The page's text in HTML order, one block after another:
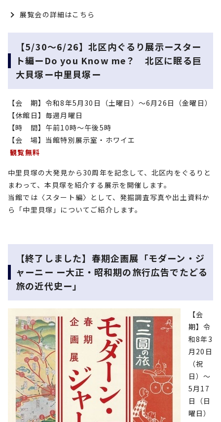
展覧会の詳細はこちら
【5/30～6/26】北区内ぐるり展示ースター
ト編ーDo you Know me？ 北区に眠る巨
大貝塚ー中里貝塚ー
【会 期】令和8年5月30日（土曜日）～6月26日（金曜日）
【休館日】毎週月曜日
【時 間】午前10時～午後5時
【会 場】当館特別展示室・ホワイエ
観覧無料
中里貝塚の大発見から30周年を記念して、北区内をぐるりと
まわって、本貝塚を紹介する展示を開催します。
当館では〈スタート編〉として、発掘調査写真や出土資料か
ら「中里貝塚」についてご紹介します。
【終了しました】春期企画展「モダーン・ジ
ャーニー ー大正・昭和期の旅行広告でたどる
旅の近代史ー」
【会
期】令
和8年3
月20日
（祝
日）～
5月17
日（日
曜日）